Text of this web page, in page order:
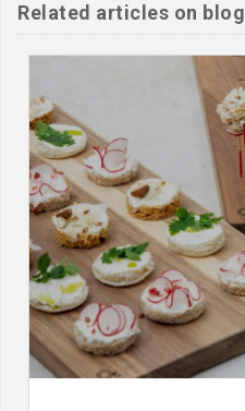
Related articles on blog